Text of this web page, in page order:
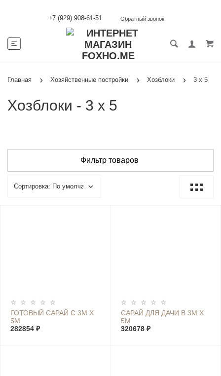
+7 (929) 908-61-51 Обратный звонок
Главная Хозяйственные постройки Хозблоки 3 х 5
Хозблоки - 3 х 5
Фильтр товаров
ГОТОВЫЙ САРАЙ С 3М Х
5М
282854 ₽
САРАЙ ДЛЯ ДАЧИ В 3М Х
5М
320678 ₽